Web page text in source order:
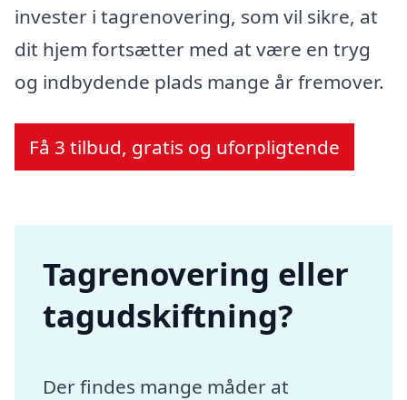
invester i tagrenovering, som vil sikre, at
dit hjem fortsætter med at være en tryg
og indbydende plads mange år fremover.
Få 3 tilbud, gratis og uforpligtende
Tagrenovering eller
tagudskiftning?
Der findes mange måder at